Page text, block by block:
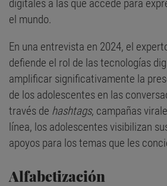
digitales a las que accede para
el mundo.
En una entrevista en 2024, el
defiende el rol de las tecnologías
amplificar significativamente la
de los adolescentes en las
través de hashtags, campañas
línea, los adolescentes visibilizan
apoyos para los temas que les
Alfabetización